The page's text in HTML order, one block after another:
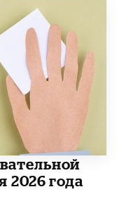
2026 года